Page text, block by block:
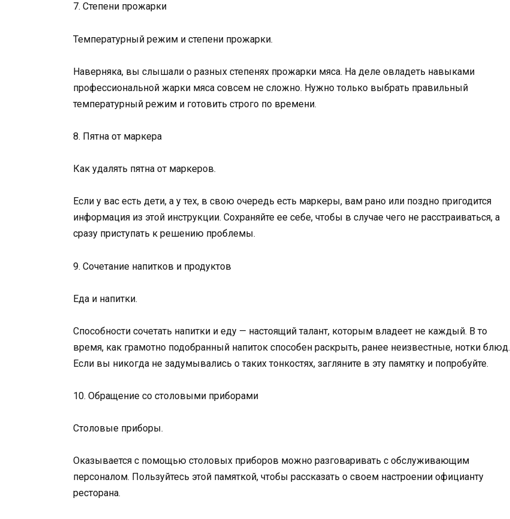
7. Степени прожарки
Температурный режим и степени прожарки.
Наверняка, вы слышали о разных степенях прожарки мяса. На деле овладеть навыками
профессиональной жарки мяса совсем не сложно. Нужно только выбрать правильный
температурный режим и готовить строго по времени.
8. Пятна от маркера
Как удалять пятна от маркеров.
Если у вас есть дети, а у тех, в свою очередь есть маркеры, вам рано или поздно пригодится
информация из этой инструкции. Сохраняйте ее себе, чтобы в случае чего не расстраиваться, а
сразу приступать к решению проблемы.
9. Сочетание напитков и продуктов
Еда и напитки.
Способности сочетать напитки и еду — настоящий талант, которым владеет не каждый. В то
время, как грамотно подобранный напиток способен раскрыть, ранее неизвестные, нотки блюд.
Если вы никогда не задумывались о таких тонкостях, загляните в эту памятку и попробуйте.
10. Обращение со столовыми приборами
Столовые приборы.
Оказывается с помощью столовых приборов можно разговаривать с обслуживающим
персоналом. Пользуйтесь этой памяткой, чтобы рассказать о своем настроении официанту
ресторана.